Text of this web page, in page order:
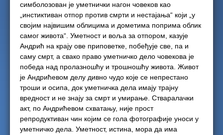
симболозован је уметнички нагон човеков као
„инстиктиван отпор против смрти и нестајања“ који „у
својим највишим облицима и дометима поприма облик
самог живота“. Уметност и воља за отпором, казује
Андрић на крају ове приповетке, побеђује све, па и
саму смрт, а свако право уметничко дело човекова је
победа над пролазношћу и трошношћу живота. Живот
је Андрићевом делу дивно чудо које се непрестано
троши и осипа, док уметничка дела имају трајну
вредност и не знају за смрт и умирање. Стваралачки
акт, по Андрићевом схватању, није прост
репродуктиван чин којим се гола фотографије уноси у
уметничко дела. Уметност, истина, мора да има